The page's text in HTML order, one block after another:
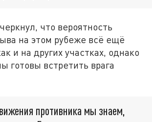
что вероятность
на этом рубеже всё ещё
и на других участках, однако
готовы встретить врага
противника мы знаем,